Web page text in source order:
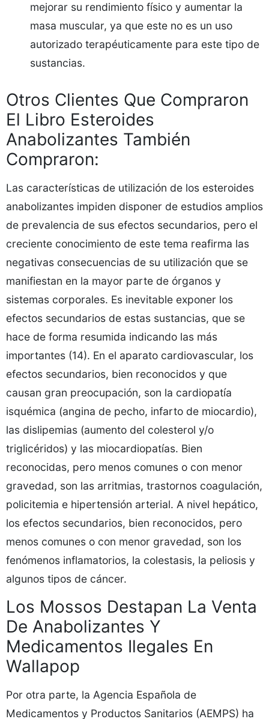
mejorar su rendimiento físico y aumentar la
masa muscular, ya que este no es un uso
autorizado terapéuticamente para este tipo de
sustancias.
Otros Clientes Que Compraron
El Libro Esteroides
Anabolizantes También
Compraron:
Las características de utilización de los esteroides
anabolizantes impiden disponer de estudios amplios
de prevalencia de sus efectos secundarios, pero el
creciente conocimiento de este tema reafirma las
negativas consecuencias de su utilización que se
manifiestan en la mayor parte de órganos y
sistemas corporales. Es inevitable exponer los
efectos secundarios de estas sustancias, que se
hace de forma resumida indicando las más
importantes (14). En el aparato cardiovascular, los
efectos secundarios, bien reconocidos y que
causan gran preocupación, son la cardiopatía
isquémica (angina de pecho, infarto de miocardio),
las dislipemias (aumento del colesterol y/o
triglicéridos) y las miocardiopatías. Bien
reconocidas, pero menos comunes o con menor
gravedad, son las arritmias, trastornos coagulación,
policitemia e hipertensión arterial. A nivel hepático,
los efectos secundarios, bien reconocidos, pero
menos comunes o con menor gravedad, son los
fenómenos inflamatorios, la colestasis, la peliosis y
algunos tipos de cáncer.
Los Mossos Destapan La Venta
De Anabolizantes Y
Medicamentos Ilegales En
Wallapop
Por otra parte, la Agencia Española de
Medicamentos y Productos Sanitarios (AEMPS) ha